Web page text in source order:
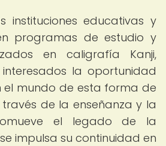
instituciones educativas y
programas de estudio y
en caligrafía Kanji,
la oportunidad
el mundo de esta forma de
de la enseñanza y la
el legado de la
impulsa su continuidad en